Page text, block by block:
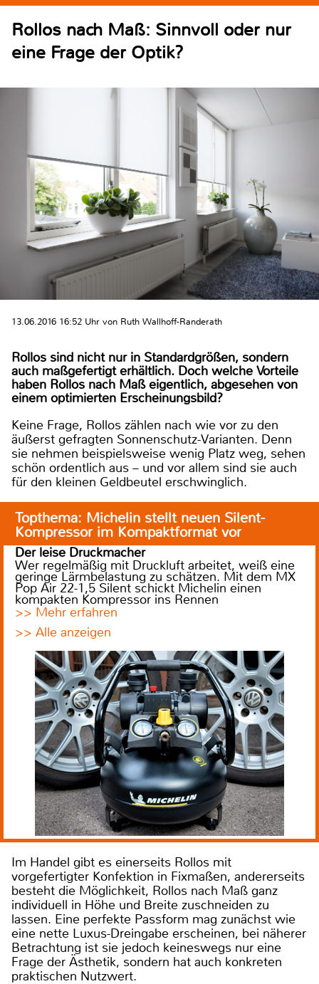
Rollos nach Maß: Sinnvoll oder nur
eine Frage der Optik?
13.06.2016 16:52 Uhr von Ruth Wallhoff-Randerath
Rollos sind nicht nur in Standardgrößen, sondern
auch maßgefertigt erhältlich. Doch welche Vorteile
haben Rollos nach Maß eigentlich, abgesehen von
einem optimierten Erscheinungsbild?
Keine Frage, Rollos zählen nach wie vor zu den
äußerst gefragten Sonnenschutz-Varianten. Denn
sie nehmen beispielsweise wenig Platz weg, sehen
schön ordentlich aus – und vor allem sind sie auch
für den kleinen Geldbeutel erschwinglich.
Topthema: Michelin stellt neuen Silent-
Kompressor im Kompaktformat vor
Der leise Druckmacher
Wer regelmäßig mit Druckluft arbeitet, weiß eine
geringe Lärmbelastung zu schätzen. Mit dem MX
Pop Air 22-1,5 Silent schickt Michelin einen
kompakten Kompressor ins Rennen
>> Mehr erfahren
>> Alle anzeigen
Im Handel gibt es einerseits Rollos mit
vorgefertigter Konfektion in Fixmaßen, andererseits
besteht die Möglichkeit, Rollos nach Maß ganz
individuell in Höhe und Breite zuschneiden zu
lassen. Eine perfekte Passform mag zunächst wie
eine nette Luxus-Dreingabe erscheinen, bei näherer
Betrachtung ist sie jedoch keineswegs nur eine
Frage der Ästhetik, sondern hat auch konkreten
praktischen Nutzwert.